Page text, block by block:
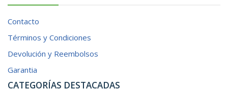
Contacto
Términos y Condiciones
Devolución y Reembolsos
Garantia
CATEGORÍAS DESTACADAS